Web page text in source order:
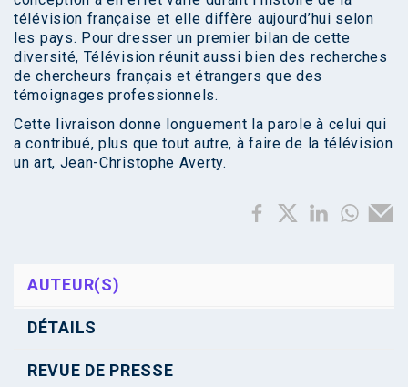
télévision française et elle diffère aujourd’hui selon
les pays. Pour dresser un premier bilan de cette
diversité, Télévision réunit aussi bien des recherches
de chercheurs français et étrangers que des
témoignages professionnels.
Cette livraison donne longuement la parole à celui qui
a contribué, plus que tout autre, à faire de la télévision
un art, Jean-Christophe Averty.
AUTEUR(S)
DÉTAILS
REVUE DE PRESSE